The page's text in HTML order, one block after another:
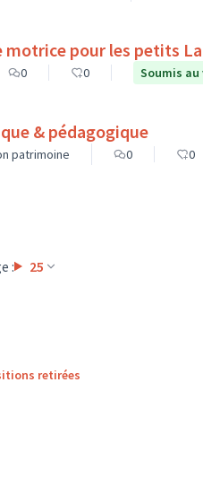
motrice pour les petits
0 0 Soumis au
& pédagogique
patrimoine 0 0
: 25
retirées